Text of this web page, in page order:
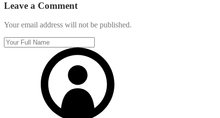
Leave a Comment
Your email address will not be published.